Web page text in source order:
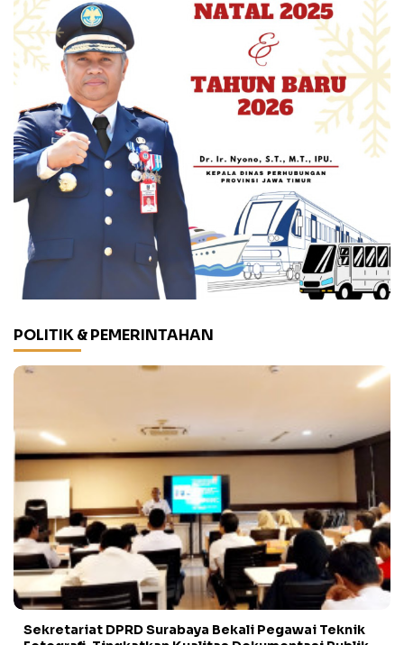
POLITIK & PEMERINTAHAN
Sekretariat DPRD Surabaya Bekali Pegawai Teknik